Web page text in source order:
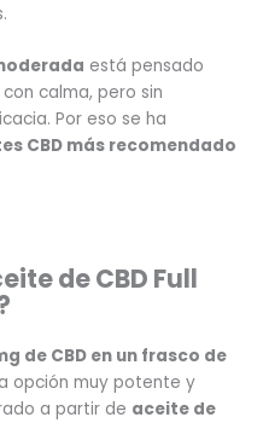
está pensado
calma, pero sin
Por eso se ha
CBD más recomendado
de CBD Full
de CBD en un frasco de
opción muy potente y
a partir de aceite de